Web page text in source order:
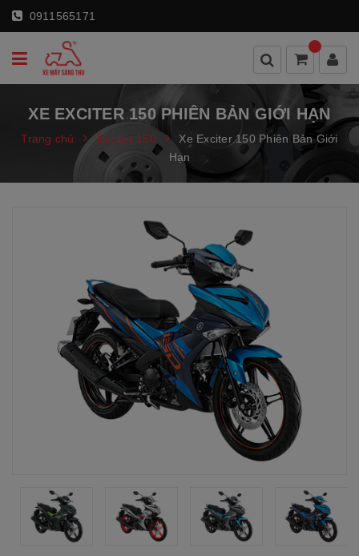
0911565171
XE EXCITER 150 PHIÊN BẢN GIỚI HẠN
Trang chủ Exciter 150
Xe Exciter 150 Phiên Bản Giới
Hạn